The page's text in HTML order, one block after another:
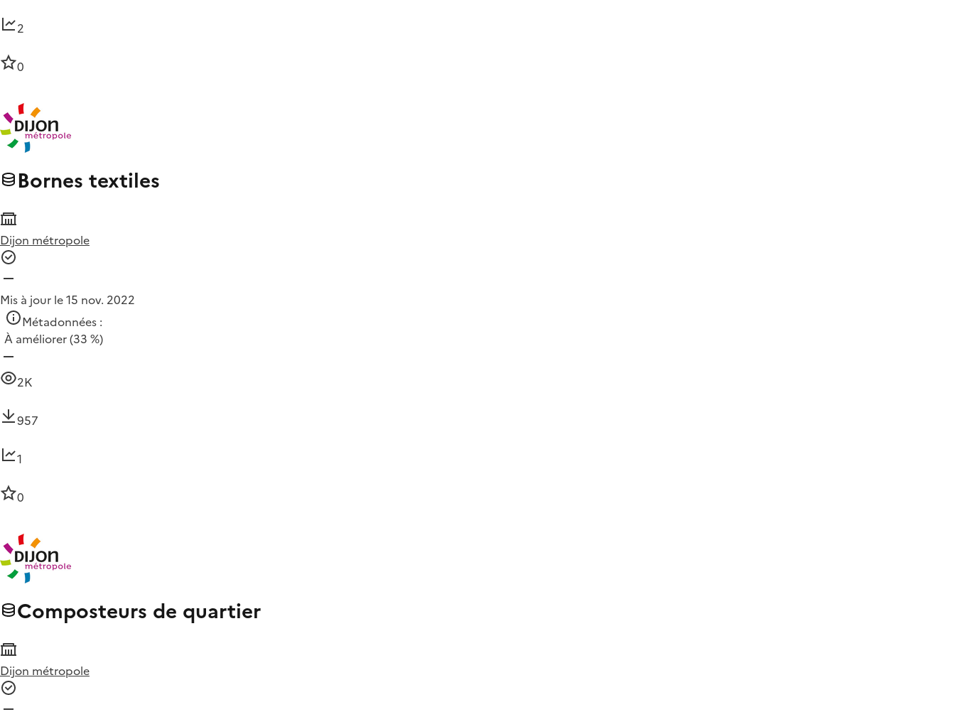
2
0
Bornes textiles
Dijon métropole
Mis à jour le 15 nov. 2022
Métadonnées :
À améliorer(33 %)
2K
957
1
0
Composteurs de quartier
Dijon métropole